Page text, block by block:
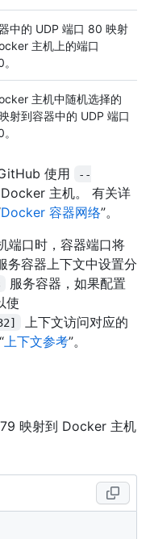
中的 UDP 端口 80 映射
主机上的端口
主机中随机选择的
射到容器中的 UDP 端口
使用
--
主机。 有关详
Docker 容器网络”。
端口时，容器端口将
务容器上下文中设置分
服务容器，如果配置
使
上下文访问对应的
上下文参考”。
映射到 Docker 主机